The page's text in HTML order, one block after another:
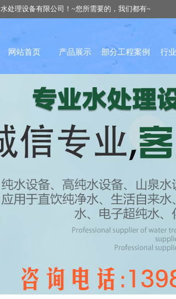
处理设备有限公司！~您所需要的，我们都有~
网站首页 产品展示 部分工程案例 行